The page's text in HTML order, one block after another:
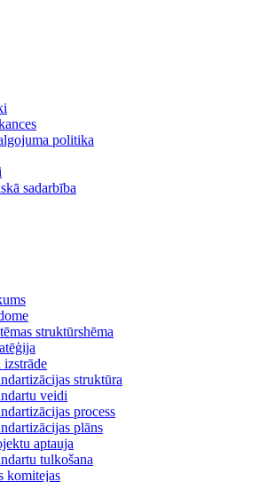
politika
sadarbība
struktūrshēma
izstrāde
struktūra
veidi
process
plāns
aptauja
tulkošana
komitejas